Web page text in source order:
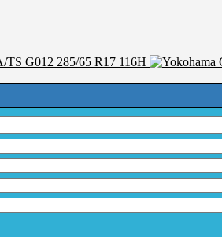
TS G012 285/65 R17 116H